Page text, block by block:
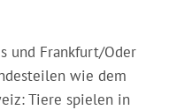
und Frankfurt/Oder
wie dem
Tiere spielen in